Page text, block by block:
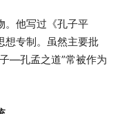
。他写过《孔子平
想专制。虽然主要批
—孔孟之道”常被作为